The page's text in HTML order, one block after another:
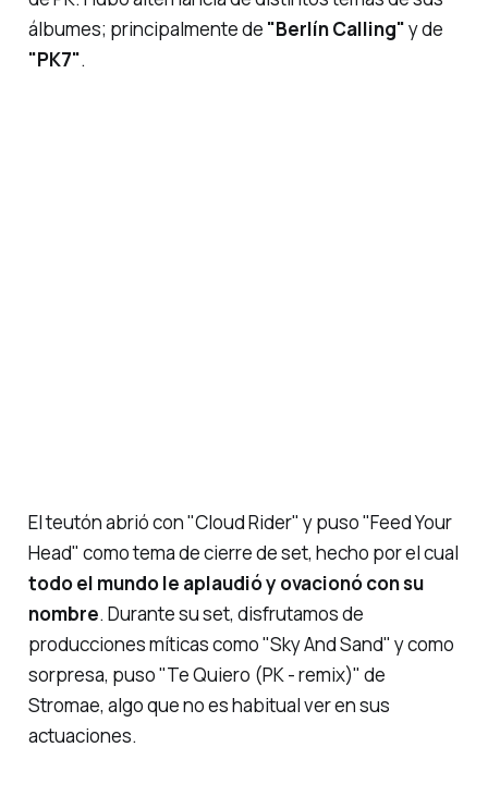
álbumes; principalmente de "Berlín Calling"y de
"PK7".
El teutón abrió con"Cloud Rider" y puso"Feed Your
Head" como tema de cierre de set, hecho por el cual
todo el mundo le aplaudió y ovacionó con su
nombre. Durante su set, disfrutamos de
producciones míticas como"Sky And Sand" y como
sorpresa, puso"Te Quiero (PK - remix)" de
Stromae, algo que no es habitual ver en sus
actuaciones.